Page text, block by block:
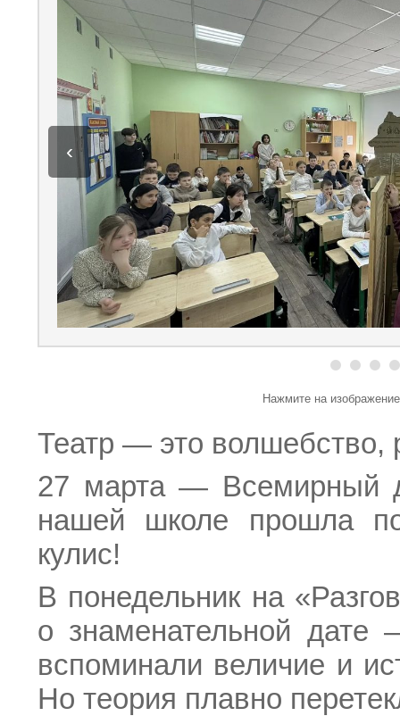
‹
Нажмите на
Театр — это волшебство,
27 марта — Всемирный
нашей школе прошла
кулис!
В понедельник на
о знаменательной
вспоминали величие и
Но теория плавно